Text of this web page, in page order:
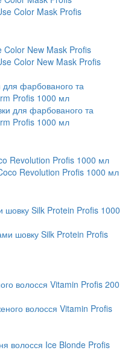
Color New Mask Profis
для фарбованого та
Profis 1000 мл
Revolution Profis 1000 мл
шовку Silk Protein Profis 1000
волосся Vitamin Profis 200
волосся Ice Blonde Profis